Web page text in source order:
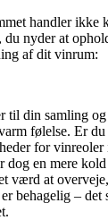
handler ikke
du nyder at
af dit vinrum:
til din samling
følelse. Er
for
dog en mere
værd at
behagelig –